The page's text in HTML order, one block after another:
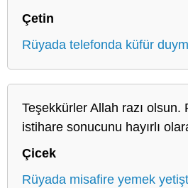
Çetin
Rüyada telefonda küfür
Teşekkürler Allah razı olsun.
istihare sonucunu hayırlı
Çicek
Rüyada misafire yemek